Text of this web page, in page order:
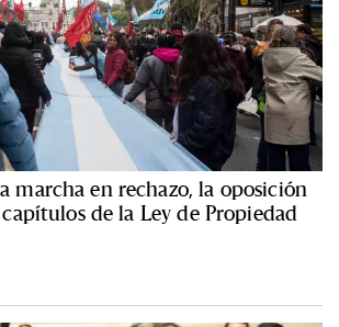
marcha en rechazo, la oposición
de la Ley de Propiedad